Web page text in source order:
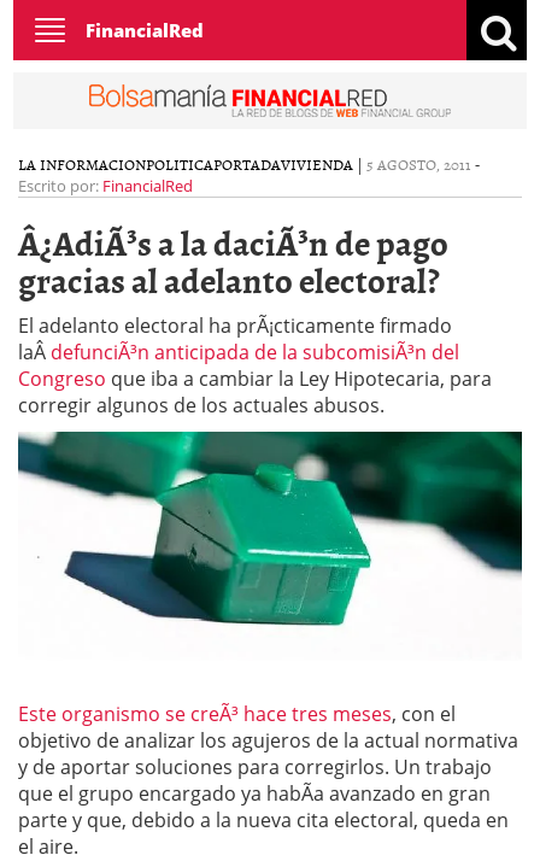
Toggle
navigation
FinancialRed
LA INFORMACIONPOLITICAPORTADAVIVIENDA | 5 AGOSTO, 2011 -
Escrito por: FinancialRed
Â¿AdiÃ³s a la daciÃ³n de pago
gracias al adelanto electoral?
El adelanto electoral ha prÃ¡cticamente firmado
laÂ defunciÃ³n anticipada de la subcomisiÃ³n del
Congreso que iba a cambiar la Ley Hipotecaria, para
corregir algunos de los actuales abusos.
Este organismo se creÃ³ hace tres meses, con el
objetivo de analizar los agujeros de la actual normativa
y de aportar soluciones para corregirlos. Un trabajo
que el grupo encargado ya habÃ­a avanzado en gran
parte y que, debido a la nueva cita electoral, queda en
el aire.